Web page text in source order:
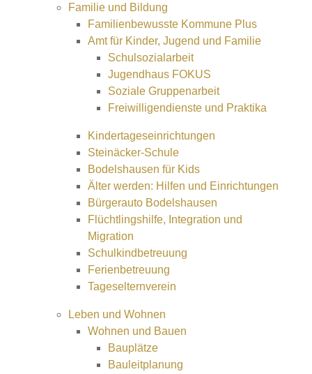
Familie und Bildung
Familienbewusste Kommune Plus
Amt für Kinder, Jugend und Familie
Schulsozialarbeit
Jugendhaus FOKUS
Soziale Gruppenarbeit
Freiwilligendienste und Praktika
Kindertageseinrichtungen
Steinäcker-Schule
Bodelshausen für Kids
Älter werden: Hilfen und Einrichtungen
Bürgerauto Bodelshausen
Flüchtlingshilfe, Integration und
Migration
Schulkindbetreuung
Ferienbetreuung
Tageselternverein
Leben und Wohnen
Wohnen und Bauen
Bauplätze
Bauleitplanung